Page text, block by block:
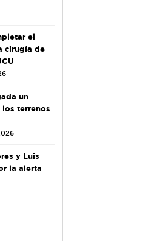
el
cirugía de
un
los terrenos
y Luis
la alerta